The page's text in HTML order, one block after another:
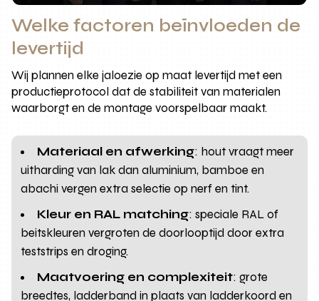
Welke factoren beïnvloeden de
levertijd
Wij plannen elke jaloezie op maat levertijd met een
productieprotocol dat de stabiliteit van materialen
waarborgt en de montage voorspelbaar maakt.
Materiaal en afwerking: hout vraagt meer
uitharding van lak dan aluminium, bamboe en
abachi vergen extra selectie op nerf en tint.
Kleur en RAL matching: speciale RAL of
beitskleuren vergroten de doorlooptijd door extra
teststrips en droging.
Maatvoering en complexiteit: grote
breedtes, ladderband in plaats van ladderkoord en